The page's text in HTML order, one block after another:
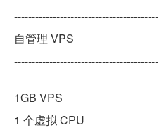
-----------------------------------------
自管理 VPS
-----------------------------------------
1GB VPS
1 个虚拟 CPU